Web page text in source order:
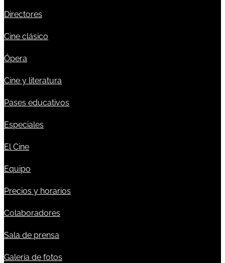
Directores
Cine clásico
Ópera
Cine y literatura
Pases educativos
Especiales
El Cine
Equipo
Precios y horarios
Colaboradores
Sala de prensa
Galería de fotos